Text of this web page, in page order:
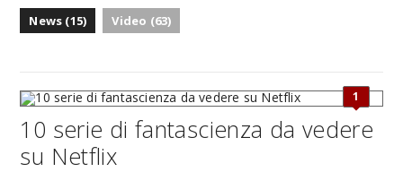
News (15) Video (63)
1
10 serie di fantascienza da vedere
su Netflix